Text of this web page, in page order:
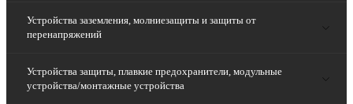
Устройства заземления, молниезащиты и защиты от
перенапряжений
Устройства защиты, плавкие предохранители, модульные
устройства/монтажные устройства